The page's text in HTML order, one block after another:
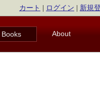
カート ログイン 新規
Books About